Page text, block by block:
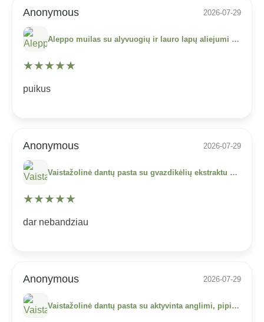
Anonymous 2026-07-29
Aleppo muilas su alyvuogių ir lauro lapų aliejumi „Savon D’Alep“, 3 proc., MARIUS FABRE, 200 g
★★★★★
puikus
Anonymous 2026-07-29
Vaistažolinė dantų pasta su gvazdikėlių ekstraktu „Clove“, be fluoro, DABUR, 100 ml
★★★★★
dar nebandziau
Anonymous 2026-07-29
Vaistažolinė dantų pasta su aktyvinta anglimi, pipirais ir imbieru „Charcoal“, be fluoro, DABUR, 100 ml